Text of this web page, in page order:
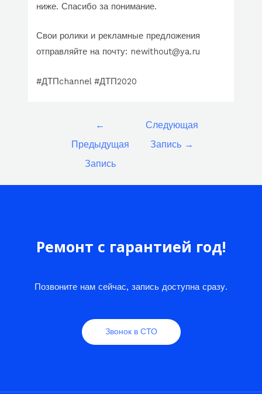
ниже. Спасибо за понимание.
Свои ролики и рекламные предложения
отправляйте на почту: newithout@ya.ru
#ДТПchannel #ДТП2020
←
Предыдущая
Запись
Следующая
Запись →
Ремонт с гарантией год!
Позвоните нам сейчас, запись доступна сразу.
Звонок в СТО